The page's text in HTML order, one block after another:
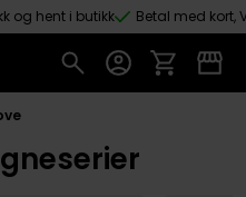
og hent i butikk Betal med kort,